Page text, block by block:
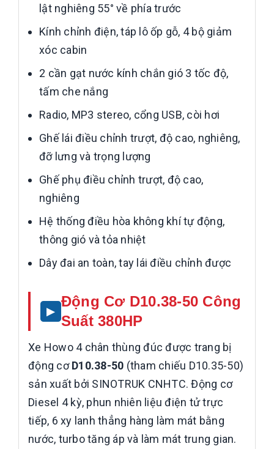
lật nghiêng 55° về phía trước
Kính chỉnh điện, táp lô ốp gỗ, 4 bộ giảm
xóc cabin
2 cần gạt nước kính chắn gió 3 tốc độ,
tấm che nắng
Radio, MP3 stereo, cổng USB, còi hơi
Ghế lái điều chỉnh trượt, độ cao, nghiêng,
đỡ lưng và trọng lượng
Ghế phụ điều chỉnh trượt, độ cao,
nghiêng
Hệ thống điều hòa không khí tự động,
thông gió và tỏa nhiệt
Dây đai an toàn, tay lái điều chỉnh được
Động Cơ D10.38-50 Công
Suất 380HP
Xe Howo 4 chân thùng đúc được trang bị
động cơD10.38-50 (tham chiếu D10.35-50)
sản xuất bởi SINOTRUK CNHTC. Động cơ
Diesel 4 kỳ, phun nhiên liệu điện tử trực
tiếp, 6 xy lanh thẳng hàng làm mát bằng
nước, turbo tăng áp và làm mát trung gian.